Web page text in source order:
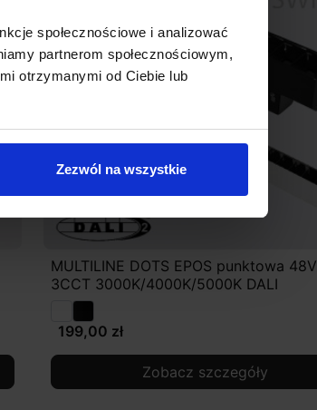
społecznościowe i analizować
partnerom społecznościowym,
otrzymanymi od Ciebie lub
Zezwól na wszystkie
MULTILINE DOTS EPOS punktowa 48V
3CCT 3000K/4000K/5000K DALI
199,00 zł
Zobacz szczegóły